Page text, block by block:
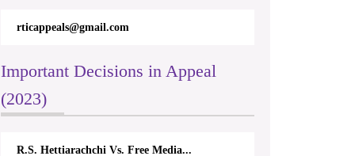
rticappeals@gmail.com
Important Decisions in Appeal
(2023)
R.S. Hettiarachchi Vs. Free Media...